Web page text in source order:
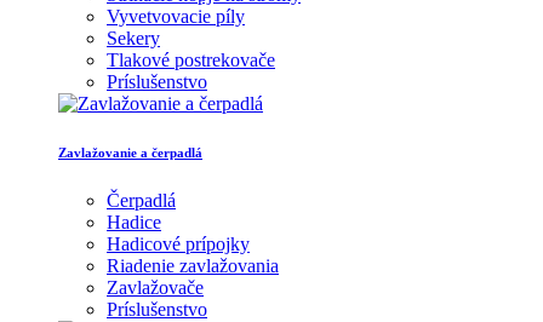
Vyvetvovacie píly
Sekery
Tlakové postrekovače
Príslušenstvo
Zavlažovanie a čerpadlá
Čerpadlá
Hadice
Hadicové prípojky
Riadenie zavlažovania
Zavlažovače
Príslušenstvo